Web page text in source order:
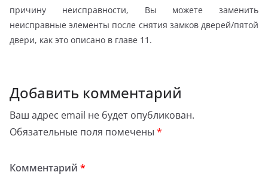
причину неисправности, Вы можете заменить
неисправные элементы после снятия замков дверей/пятой
двери, как это описано в главе 11.
Добавить комментарий
Ваш адрес email не будет опубликован.
Обязательные поля помечены *
Комментарий *